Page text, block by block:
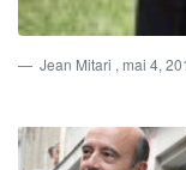
Jean Mitari , mai 4,